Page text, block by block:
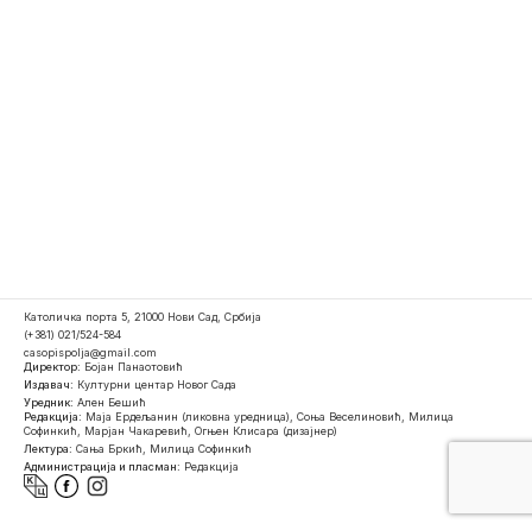
Католичка порта 5, 21000 Нови Сад, Србија
(+381) 021/524-584
casopispolja@gmail.com
Директор: Бојан Панаотовић
Издавач: Културни центар Новог Сада
Уредник: Ален Бешић
Редакција: Маја Ердељанин (ликовна уредница), Соња Веселиновић, Милица
Софинкић, Марјан Чакаревић, Огњен Клисара (дизајнер)
Лектура: Сања Бркић, Милица Софинкић
Администрација и пласман: Редакција